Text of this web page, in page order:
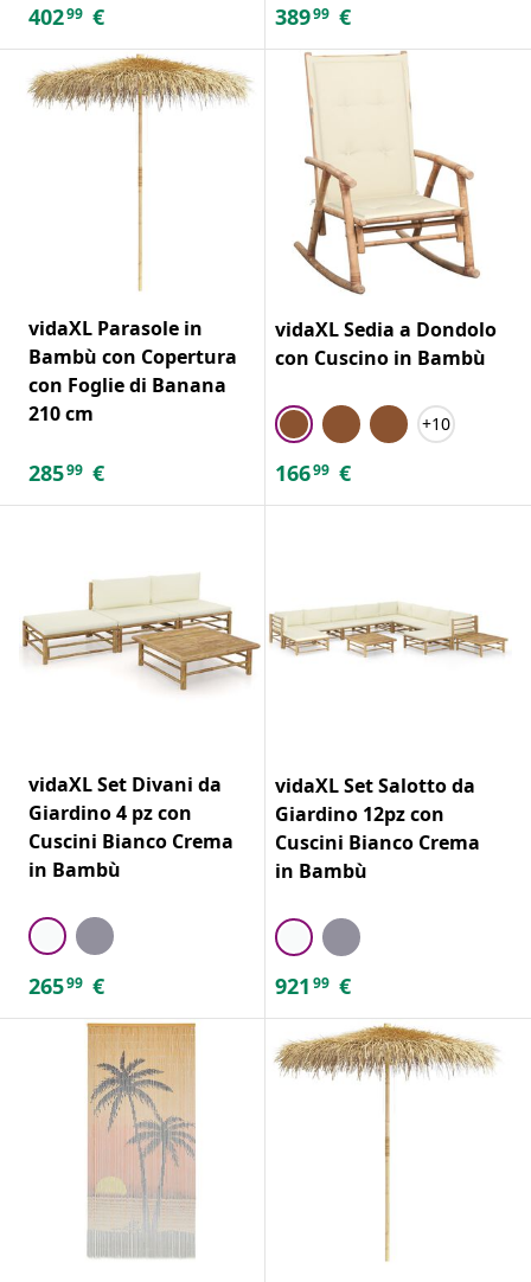
40299 € 38999 €
vidaXL Parasole in
Bambù con Copertura
con Foglie di Banana
210 cm
28599 €
vidaXL Sedia a Dondolo
con Cuscino in Bambù
+10
16699 €
vidaXL Set Divani da
Giardino 4 pz con
Cuscini Bianco Crema
in Bambù
26599 €
vidaXL Set Salotto da
Giardino 12pz con
Cuscini Bianco Crema
in Bambù
921 99 €